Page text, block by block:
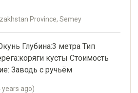
Province, Semey
Глубина:3 метра Тип
кусты Стоимость
Заводь с ручьём
years ago)